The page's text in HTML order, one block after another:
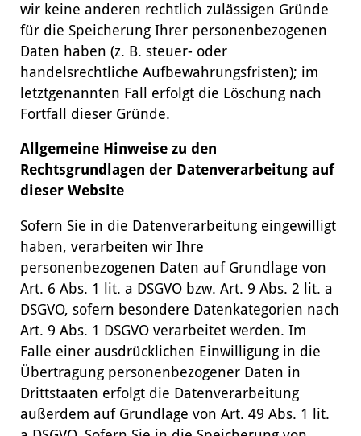
wir keine anderen rechtlich zulässigen Gründe
für die Speicherung Ihrer personenbezogenen
Daten haben (z. B. steuer- oder
handelsrechtliche Aufbewahrungsfristen); im
letztgenannten Fall erfolgt die Löschung nach
Fortfall dieser Gründe.
Allgemeine Hinweise zu den
Rechtsgrundlagen der Datenverarbeitung auf
dieser Website
Sofern Sie in die Datenverarbeitung eingewilligt
haben, verarbeiten wir Ihre
personenbezogenen Daten auf Grundlage von
Art. 6 Abs. 1 lit. a DSGVO bzw. Art. 9 Abs. 2 lit. a
DSGVO, sofern besondere Datenkategorien nach
Art. 9 Abs. 1 DSGVO verarbeitet werden. Im
Falle einer ausdrücklichen Einwilligung in die
Übertragung personenbezogener Daten in
Drittstaaten erfolgt die Datenverarbeitung
außerdem auf Grundlage von Art. 49 Abs. 1 lit.